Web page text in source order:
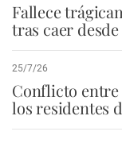
Fallece
tras caer
25/7/26
Conflicto entre
los residentes